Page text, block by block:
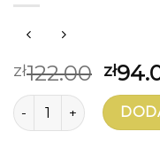
zł122.00 zł
ilość verona kolczyki